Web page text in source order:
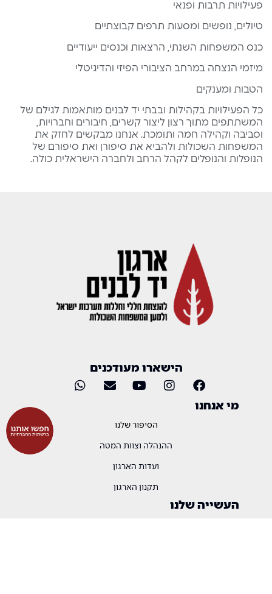
פעילויות תרבות ופנאי
טיולים, נופשים ומסעות תרפים קבוצתיים
כנס המשפחות השנתי, הרצאות וכנסים ייעודיים
מיזמי הנצחה במרחב הציבורי הפיזי והדיגיטלי
הטבות ומענקים
כל הפעילויות בקהילות ובבתי יד לבנים מותאמות לגילם של
המשתתפים מתוך רצון ליצור קשרים, חיבורים וחברויות,
וסביבה וקהילה חמה ותומכת. אנחנו מבקשים לחזק את
המשפחות השכולות ולהביא את סיפורן ואת סיפורם של
הנופלות והנופלים לקהל הרחב ולחברה הישראלית כולה.
העשייה שלנו
מי אנחנו
הסיפור שלנו
ההנהלה וצוות המטה
ועדות הארגון
תקנון הארגון
הישארו מעודכנים